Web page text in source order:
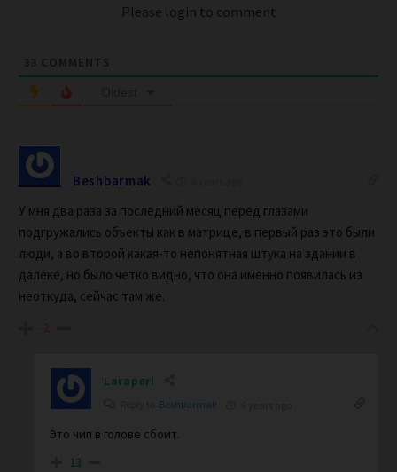
Please login to comment
Beshbarmak
У мня два раза за последний месяц перед глазами
подгружались объекты как в матрице, в первый раз это были
люди, а во второй какая-то непонятная штука на здании в
далеке, но было четко видно, что она именно появилась из
неоткуда, сейчас там же.
-2
Laraperl
Beshbarmak
Это чип в голове сбоит.
13